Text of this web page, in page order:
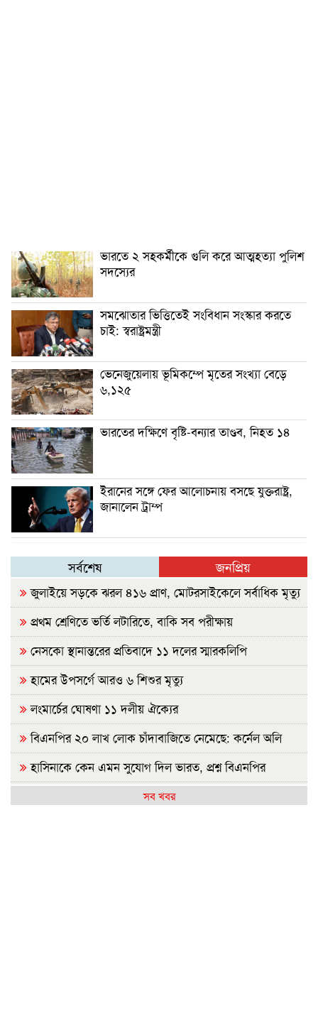
ভারতে ২ সহকর্মীকে গুলি করে আত্মহত্যা পুলিশ
সদস্যের
সমঝোতার ভিত্তিতেই সংবিধান সংস্কার করতে
চাই: স্বরাষ্ট্রমন্ত্রী
ভেনেজুয়েলায় ভূমিকম্পে মৃতের সংখ্যা বেড়ে
৬,১২৫
ভারতের দক্ষিণে বৃষ্টি-বন্যার তাণ্ডব, নিহত ১৪
ইরানের সঙ্গে ফের আলোচনায় বসছে যুক্তরাষ্ট্র,
জানালেন ট্রাম্প
সর্বশেষ জনপ্রিয়
জুলাইয়ে সড়কে ঝরল ৪১৬ প্রাণ, মোটরসাইকেলে সর্বাধিক মৃত্যু
প্রথম শ্রেণিতে ভর্তি লটারিতে, বাকি সব পরীক্ষায়
নেসকো স্থানান্তরের প্রতিবাদে ১১ দলের স্মারকলিপি
হামের উপসর্গে আরও ৬ শিশুর মৃত্যু
লংমার্চের ঘোষণা ১১ দলীয় ঐক্যের
বিএনপির ২০ লাখ লোক চাঁদাবাজিতে নেমেছে: কর্নেল অলি
হাসিনাকে কেন এমন সুযোগ দিল ভারত, প্রশ্ন বিএনপির
রাষ্ট্রপতি নির্বাচন ২০ আগস্টসব খবর